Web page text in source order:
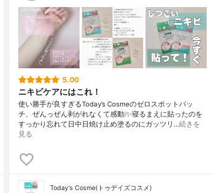
5.00
ニキビケアにはこれ！
使い勝手が良すぎるToday’s Cosmeのゼロスポットパッ
チ、ぜんっぜん剥がれなくて感動❕✨寝るまえに貼ったのを
すっかり忘れて日中日焼け止め塗るのにガッツリ…続きを
見る
Today's Cosme(トゥデイズコスメ)